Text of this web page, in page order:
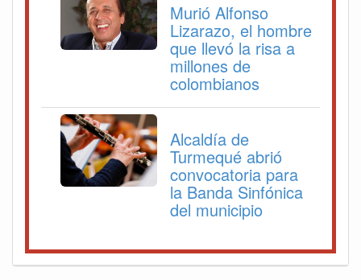
Murió Alfonso
Lizarazo, el hombre
que llevó la risa a
millones de
colombianos
Alcaldía de
Turmequé abrió
convocatoria para
la Banda Sinfónica
del municipio